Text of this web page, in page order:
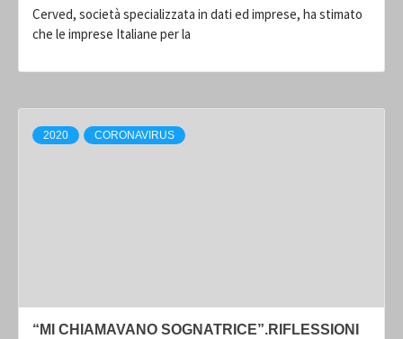
Cerved, società specializzata in dati ed imprese, ha stimato
che le imprese Italiane per la
2020 CORONAVIRUS
“MI CHIAMAVANO SOGNATRICE”.RIFLESSIONI